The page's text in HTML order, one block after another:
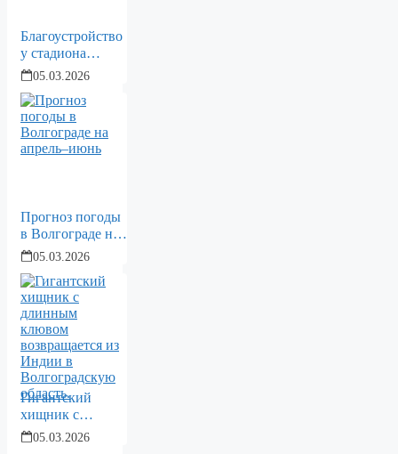
Благоустройство
у стадиона
«Тракторный» за
05.03.2026
Прогноз погоды
в Волгограде на
апрель–июнь
05.03.2026
Гигантский
хищник с
длинным
05.03.2026